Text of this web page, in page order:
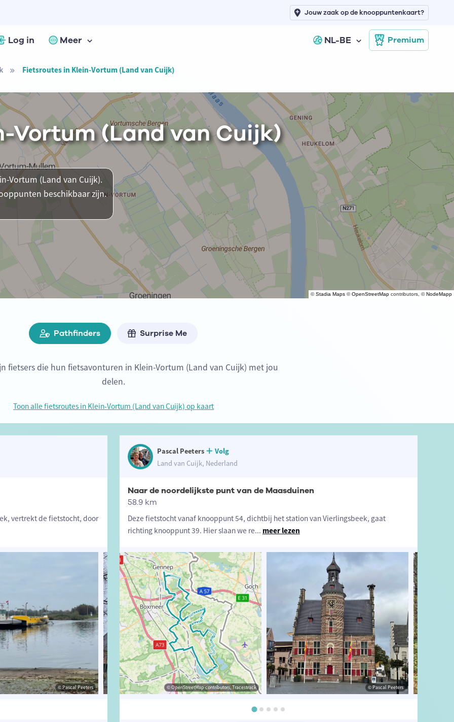
Log in Meer NL-BE Premium
Jouw zaak op de knooppuntenkaart?
Fietsroutes in Klein-Vortum (Land van Cuijk)
©Stadia Maps ©OpenStreetMap contributors, ©NodeMapp
Vortum (Land van Cuijk)
Vortum (Land van Cuijk).
beschikbaar zijn.
Pathfinders Surprise Me
fietsers die hun fietsavonturen in Klein-Vortum (Land van Cuijk) met jou
delen.
Toon alle fietsroutes in Klein-Vortum (Land van Cuijk) op kaart
vertrekt de fietstocht, door
© Pascal Peeters © Pascal Peeters © Pascal Peeters
Pascal Peeters
Volg
Land van Cuijk, Nederland
Naar de noordelijkste punt van de Maasduinen
58.9 km
Deze fietstocht vanaf knooppunt 54, dichtbij het station van Vierlingsbeek, gaat
richting knooppunt 39. Hier slaan we re... meer lezen
© Pascal Peeters © OpenStreetMap contributors, Tracestrack © Pascal Peeters